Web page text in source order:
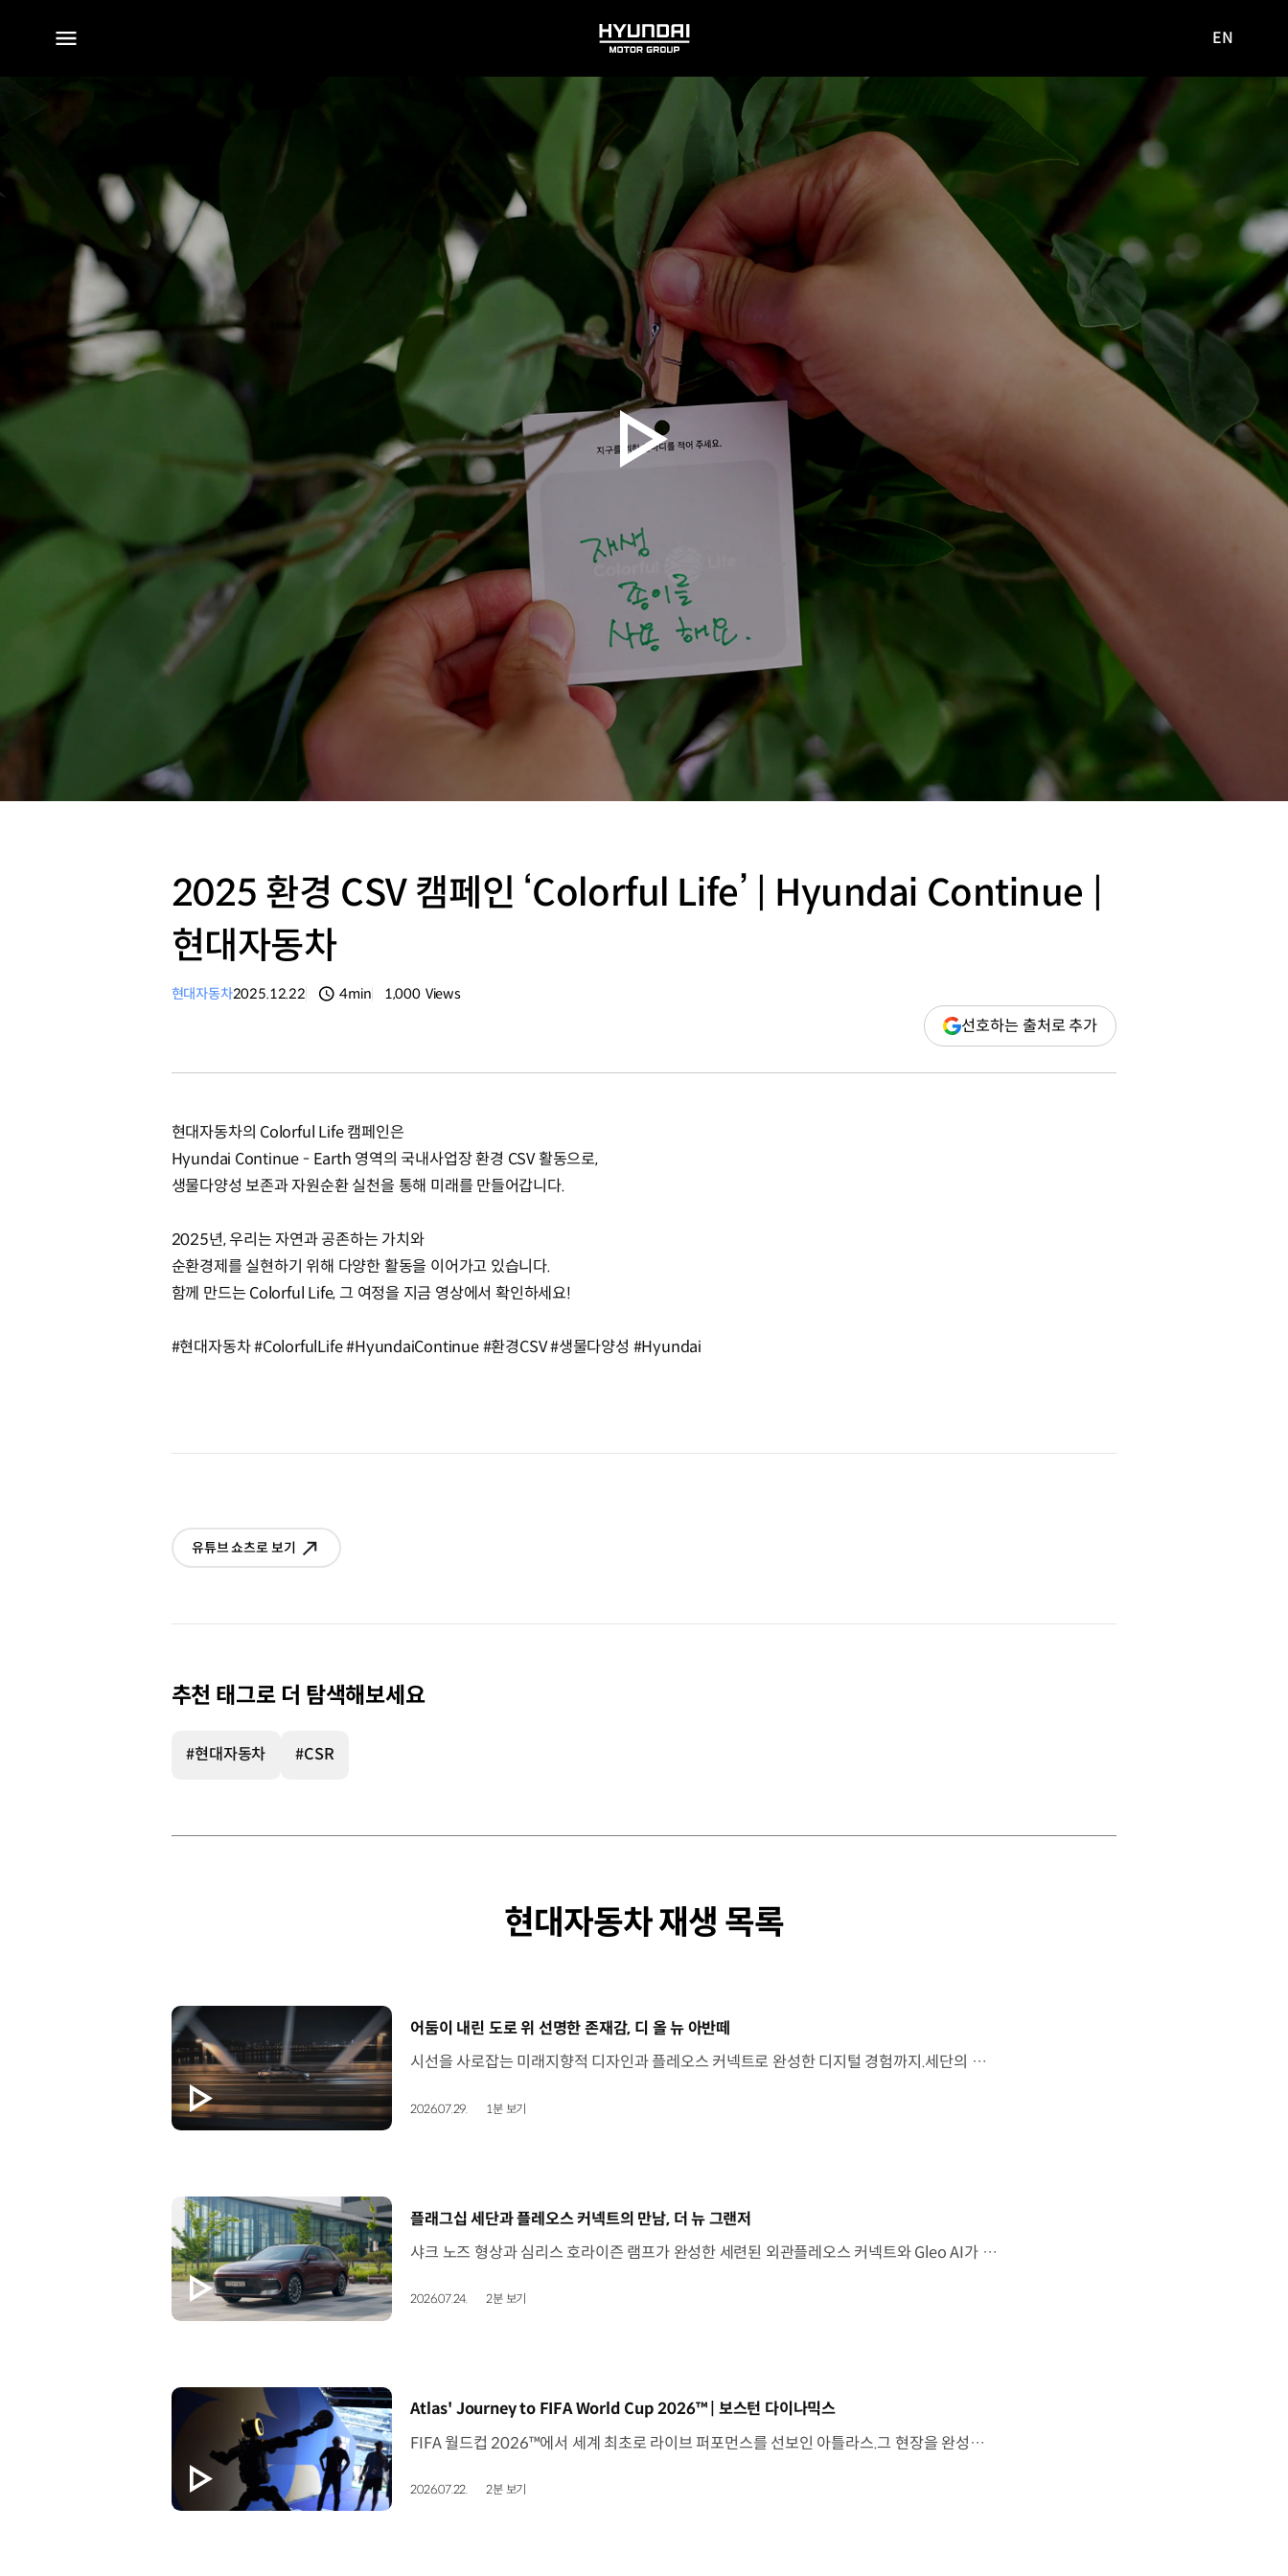
HYUNDAI
MOTOR
GROUP
사이트로
EN
2025 환경 CSV 캠페인 ‘Colorful Life’ | Hyundai Continue |
현대자동차
현대자동차2025.12.22 4min 1,000 Views
선호하는 출처로 추가(새
창
열림)
현대자동차의 Colorful Life 캠페인은
Hyundai Continue - Earth 영역의 국내사업장 환경 CSV 활동으로,
생물다양성 보존과 자원순환 실천을 통해 미래를 만들어갑니다.
2025년, 우리는 자연과 공존하는 가치와
순환경제를 실현하기 위해 다양한 활동을 이어가고 있습니다.
함께 만드는 Colorful Life, 그 여정을 지금 영상에서 확인하세요!
#현대자동차 #ColorfulLife #HyundaiContinue #환경CSV #생물다양성 #Hyundai
유튜브 쇼츠로 보기
추천 태그로 더 탐색해보세요
#현대자동차 #CSR
현대자동차 재생 목록
[동영상]
어둠이 내린 도로 위 선명한 존재감, 디 올 뉴 아반떼
시선을 사로잡는 미래지향적 디자인과 플레오스 커넥트로 완성한 디지털 경험까지.세단의 새로운 기준을 제시하는 디 올 뉴 아반떼를 만나보세요. *본 영상은 AI를 활용해 제작했습니다. #현대자동차 #디올뉴아반떼 #아반떼 #플레오스커넥트 #글레오AI 유튜브 쇼츠 보기
2026.07.29. 1분 보기
[동영상]
플래그십 세단과 플레오스 커넥트의 만남, 더 뉴 그랜저
샤크 노즈 형상과 심리스 호라이즌 램프가 완성한 세련된 외관플레오스 커넥트와 Gleo AI가 만드는 스마트한 운전 경험까지. 새롭게 진화한 더 뉴 그랜저를 영상으로 만나보세요. #현대자동차 #더뉴그랜저 #플레오스커넥트 #그랜저 #플래그십세단 #TheNewGrandeur #PleosConnect
2026.07.24. 2분 보기
[동영상]
Atlas' Journey to FIFA World Cup 2026™ | 보스턴 다이나믹스
FIFA 월드컵 2026™에서 세계 최초로 라이브 퍼포먼스를 선보인 아틀라스.그 현장을 완성한 시니어 프로그램 매니저 세스 데이비스(Seth Davis)가 전하는 퍼포먼스의 비하인드 스토리를 만나보세요. 인터뷰 전문 보기 ▶ 자세히 보기 ▶ #현대자동차 #보스턴다이나믹스 #아틀라스 #로보틱스 #BostonDynamics #Atlas #Robotics #NextStartsNow
2026.07.22. 2분 보기